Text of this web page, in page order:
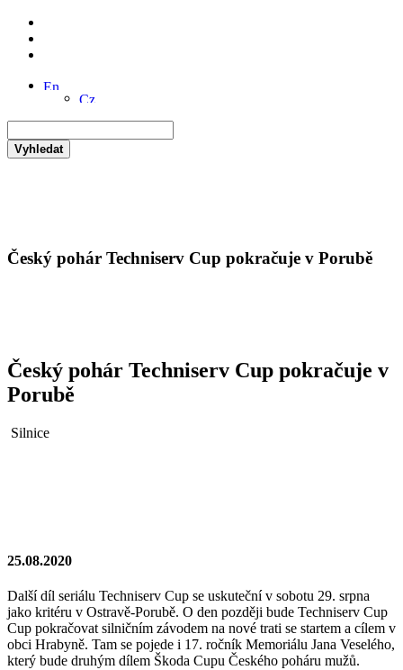
Vyhledat
Český pohár Techniserv Cup pokračuje v Porubě
Český pohár Techniserv Cup pokračuje v
Porubě
Silnice
25.08.2020
Další díl seriálu Techniserv Cup se uskuteční v sobotu 29. srpna
jako kritéru v Ostravě-Porubě. O den později bude Techniserv Cup
Cup pokračovat silničním závodem na nové trati se startem a cílem v
obci Hrabyně. Tam se pojede i 17. ročník Memoriálu Jana Veselého,
který bude druhým dílem Škoda Cupu Českého poháru mužů.